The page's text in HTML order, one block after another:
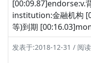
[00:09.87]endorse:v.
institution:金融机构
等)到期
发表于:2018-12-31 / 阅